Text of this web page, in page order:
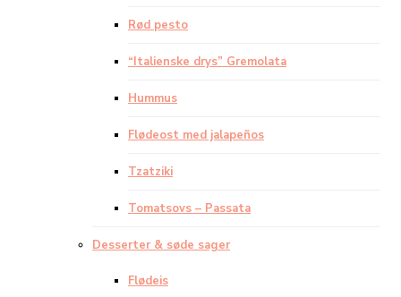
Rød pesto
“Italienske drys” Gremolata
Hummus
Flødeost med jalapeños
Tzatziki
Tomatsovs – Passata
Desserter & søde sager
Flødeis